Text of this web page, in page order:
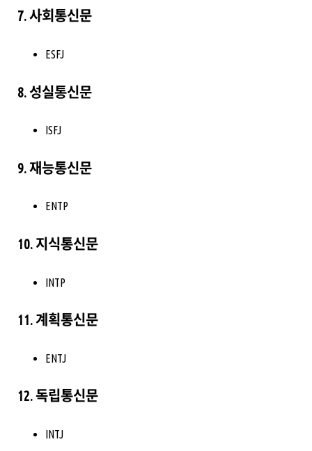
7. 사회통신문
ESFJ
8. 성실통신문
ISFJ
9. 재능통신문
ENTP
10. 지식통신문
INTP
11. 계획통신문
ENTJ
12. 독립통신문
INTJ